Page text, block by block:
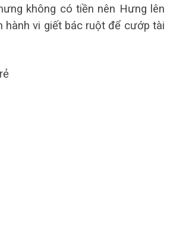
không có tiền nên Hưng lên
hành vi giết bác ruột để cướp tài